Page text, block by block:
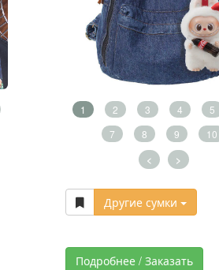
1 2 3 4 5
7
8 9 10
< >
Другие сумки
Подробнее / Заказать